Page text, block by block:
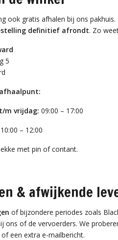
ook gratis afhalen bij ons
definitief afrondt. Zo
5
m vrijdag: 09:00 – 17:00
10:00 – 12:00
met pin of contant.
& afwijkende
of bijzondere periodes zoals
ons of de vervoerders. We
een extra e-mailbericht.